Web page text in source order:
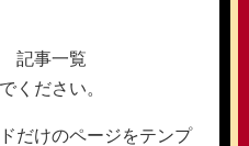
記事一覧
ください。
だけのページをテンプ